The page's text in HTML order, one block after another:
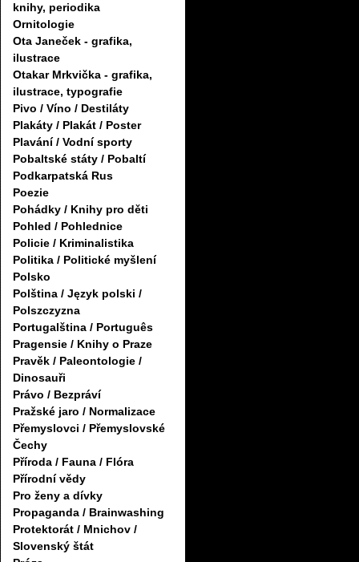
knihy, periodika
Ornitologie
Ota Janeček - grafika,
ilustrace
Otakar Mrkvička - grafika,
ilustrace, typografie
Pivo / Víno / Destiláty
Plakáty / Plakát / Poster
Plavání / Vodní sporty
Pobaltské státy / Pobaltí
Podkarpatská Rus
Poezie
Pohádky / Knihy pro děti
Pohled / Pohlednice
Policie / Kriminalistika
Politika / Politické myšlení
Polsko
Polština / Język polski /
Polszczyzna
Portugalština / Português
Pragensie / Knihy o Praze
Pravěk / Paleontologie /
Dinosauři
Právo / Bezpráví
Pražské jaro / Normalizace
Přemyslovci / Přemyslovské
Čechy
Příroda / Fauna / Flóra
Přírodní vědy
Pro ženy a dívky
Propaganda / Brainwashing
Protektorát / Mnichov /
Slovenský štát